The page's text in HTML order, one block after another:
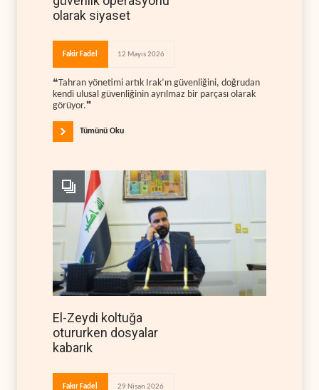
olarak siyaset
Fakir Fadel 12 Mayıs 2026
❝Tahran yönetimi artık Irak’ın güvenliğini, doğrudan
kendi ulusal güvenliğinin ayrılmaz bir parçası olarak
görüyor.❞
Tümünü Oku
El-Zeydi koltuğa
otururken dosyalar
kabarık
Fakır Fadel 29 Nisan 2026